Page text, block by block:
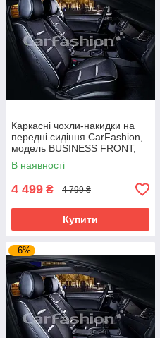
Каркасні чохли-накидки на
передні сидіння CarFashion,
модель BUSINESS FRONT,
чорний/сірий
В наявності
4 499 ₴ 4 799 ₴
Купити
–6%